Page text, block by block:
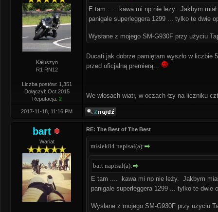
Kałuszyn
R1 RN12
Liczba postów: 1,351
Dołączył: Oct 2015
Reputacja: 2
E tam .... kawa mi np nie leży. Jakbym
panigale superleggera 1299 ... tylko te dwie
Wysłane z mojego SM-G930F przy użyciu
Ducati jak dobrze pamiętam wyszło w liczbie
przed oficjalną premierą...
We włosach wiatr, w oczach łzy na liczniku
2017-11-18, 11:16 PM
bart
Wariat
RE: The Best of The Best
misiek84 napisał(a):
bart napisał(a):
E tam .... kawa mi np nie leży. Jakbym
panigale superleggera 1299 ... tylko te dwie
Wysłane z mojego SM-G930F przy użyciu